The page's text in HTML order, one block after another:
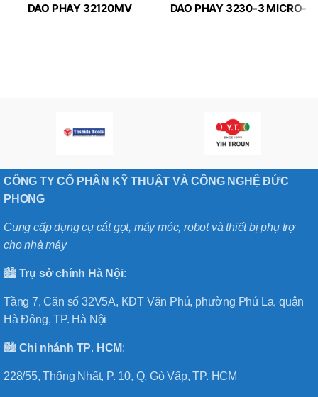
DAO PHAY 32120MV
DAO PHAY 3230-3 MICRO-
CÔNG TY CỔ PHẦN KỸ THUẬT VÀ CÔNG NGHỆ ĐỨC
PHONG
Cung cấp dụng cụ cắt gọt, máy móc, robot và thiết bị phụ trợ
cho nhà máy
🏙️ Trụ sở chính Hà Nội:
Tầng 7, Căn số 32V5A, KĐT Văn Phú, phường Phú La, quận
Hà Đông, TP. Hà Nội
🏙️ Chi nhánh TP. HCM:
228/55, Thống Nhất, P. 10, Q. Gò Vấp, TP. HCM